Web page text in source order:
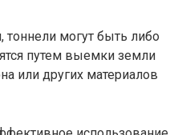
тоннели могут быть либо
путем выемки земли
или других материалов